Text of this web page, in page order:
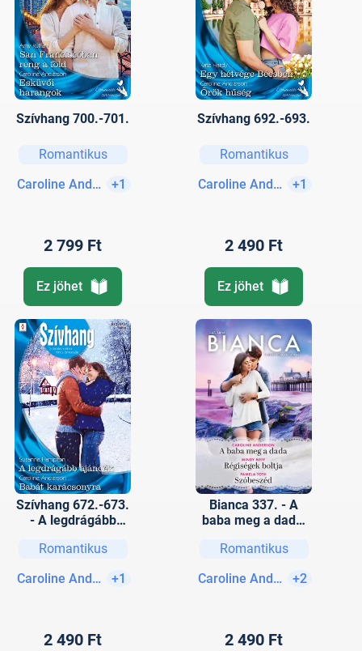
Szívhang 700.-701.
Romantikus
Caroline Anderson
+1
2 799 Ft
Ez jöhet
Szívhang 692.-693.
Romantikus
Caroline Anderson
+1
2 490 Ft
Ez jöhet
Szívhang 672.-673.
- A legdrágább
karácsonyra
Romantikus
Caroline Anderson
+1
2 490 Ft
Bianca 337. - A
baba meg a dada;
Szóbeszéd
Romantikus
Caroline Anderson
+2
2 490 Ft